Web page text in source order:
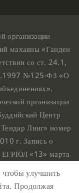
организации
махаяны «Ганден
со ст. 24.1,
№125-ФЗ «О
организации
Центр
Линг» номер
г. Запись о
ЕГРЮЛ «13» марта
улучшить
Продолжая